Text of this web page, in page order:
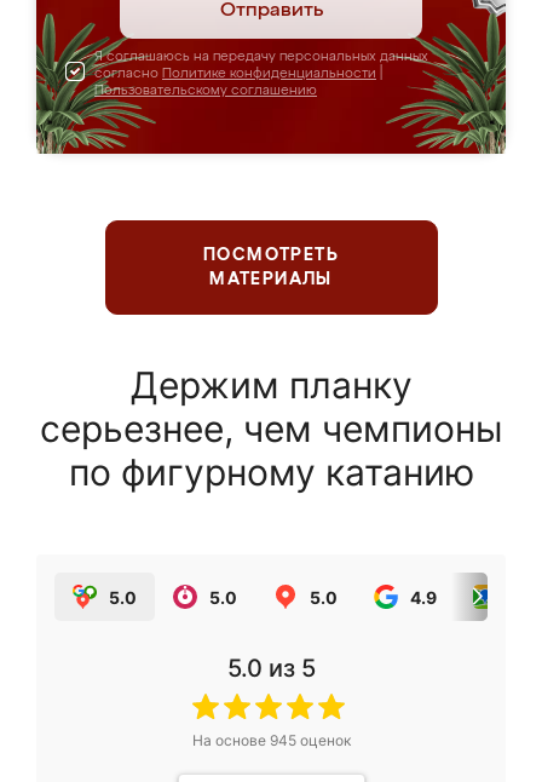
Отправить
Я соглашаюсь на передачу персональных данных
согласно Политике конфиденциальности
Пользовательскому соглашению
ПОСМОТРЕТЬ
МАТЕРИАЛЫ
Держим планку
серьезнее, чем чемпионы
по фигурному катанию
5.0 5.0 5.0 4.9
5.0 из 5
На основе 945оценок